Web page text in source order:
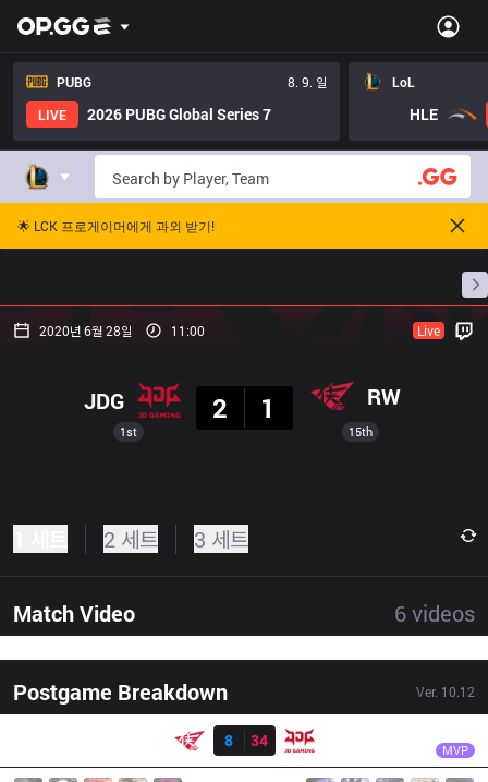
PUBG
8. 9. 일
LIVE
2026 PUBG Global Series 7
LoL
HLE
🌟 LCK 프로게이머에게 과외 받기!
프로빌
2020년 6월 28일 11:00 Live
1st
JDG
2
1 RW
15th
2 세트 3 세트
Match Video 6videos
Postgame Breakdown Ver. 10.12
8
34 MVP